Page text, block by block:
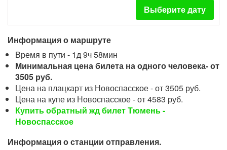
Выберите дату
Информация о маршруте
Время в пути - 1д 9ч 58мин
Минимальная цена билета на одного человека- от
3505 руб.
Цена на плацкарт из Новоспасское - от 3505 руб.
Цена на купе из Новоспасское - от 4583 руб.
Купить обратный жд билет Тюмень -
Новоспасское
Информация о станции отправления.